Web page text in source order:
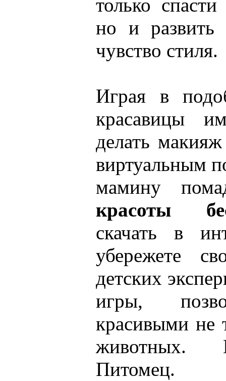
только
но и развить
чувство стиля.
Играя в
красавицы
делать
виртуальным
мамину
красоты
скачать в
убережете
детских
игры,
красивыми не
животных.
Питомец.